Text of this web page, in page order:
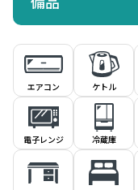
エアコン ケトル
電子レンジ 冷蔵庫